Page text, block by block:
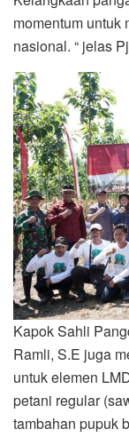
momentum untuk
nasional. “ jelas
Kapok Sahli
Ramli, S.E juga
untuk elemen
petani regular
tambahan pupuk